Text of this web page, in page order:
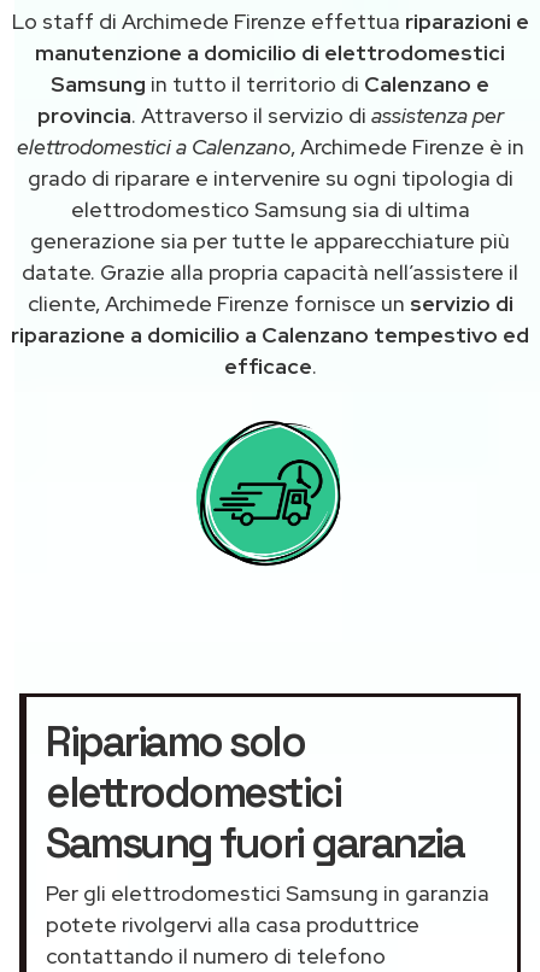
Lo staff di Archimede Firenze effettua riparazioni e
manutenzione a domicilio di elettrodomestici
Samsung in tutto il territorio di Calenzano e
provincia. Attraverso il servizio di assistenza per
elettrodomestici a Calenzano, Archimede Firenze è in
grado di riparare e intervenire su ogni tipologia di
elettrodomestico Samsung sia di ultima
generazione sia per tutte le apparecchiature più
datate. Grazie alla propria capacità nell’assistere il
cliente, Archimede Firenze fornisce un servizio di
riparazione a domicilio a Calenzano tempestivo ed
efficace.
Ripariamo solo
elettrodomestici
Samsung fuori garanzia
Per gli elettrodomestici Samsung in garanzia
potete rivolgervi alla casa produttrice
contattando il numero di telefono